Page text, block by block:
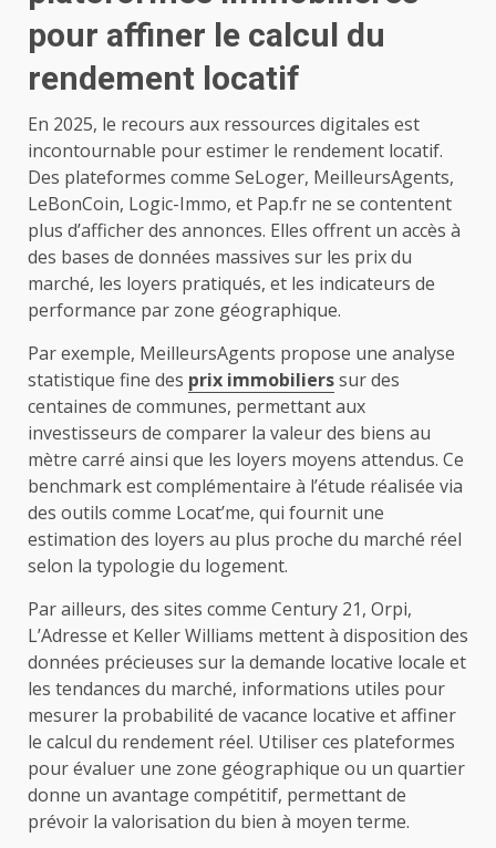
pour affiner le calcul du
rendement locatif
En 2025, le recours aux ressources digitales est
incontournable pour estimer le rendement locatif.
Des plateformes comme SeLoger, MeilleursAgents,
LeBonCoin, Logic-Immo, et Pap.fr ne se contentent
plus d’afficher des annonces. Elles offrent un accès à
des bases de données massives sur les prix du
marché, les loyers pratiqués, et les indicateurs de
performance par zone géographique.
Par exemple, MeilleursAgents propose une analyse
statistique fine des prix immobilierssur des
centaines de communes, permettant aux
investisseurs de comparer la valeur des biens au
mètre carré ainsi que les loyers moyens attendus. Ce
benchmark est complémentaire à l’étude réalisée via
des outils comme Locat’me, qui fournit une
estimation des loyers au plus proche du marché réel
selon la typologie du logement.
Par ailleurs, des sites comme Century 21, Orpi,
L’Adresse et Keller Williams mettent à disposition des
données précieuses sur la demande locative locale et
les tendances du marché, informations utiles pour
mesurer la probabilité de vacance locative et affiner
le calcul du rendement réel. Utiliser ces plateformes
pour évaluer une zone géographique ou un quartier
donne un avantage compétitif, permettant de
prévoir la valorisation du bien à moyen terme.